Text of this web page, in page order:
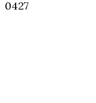
0427